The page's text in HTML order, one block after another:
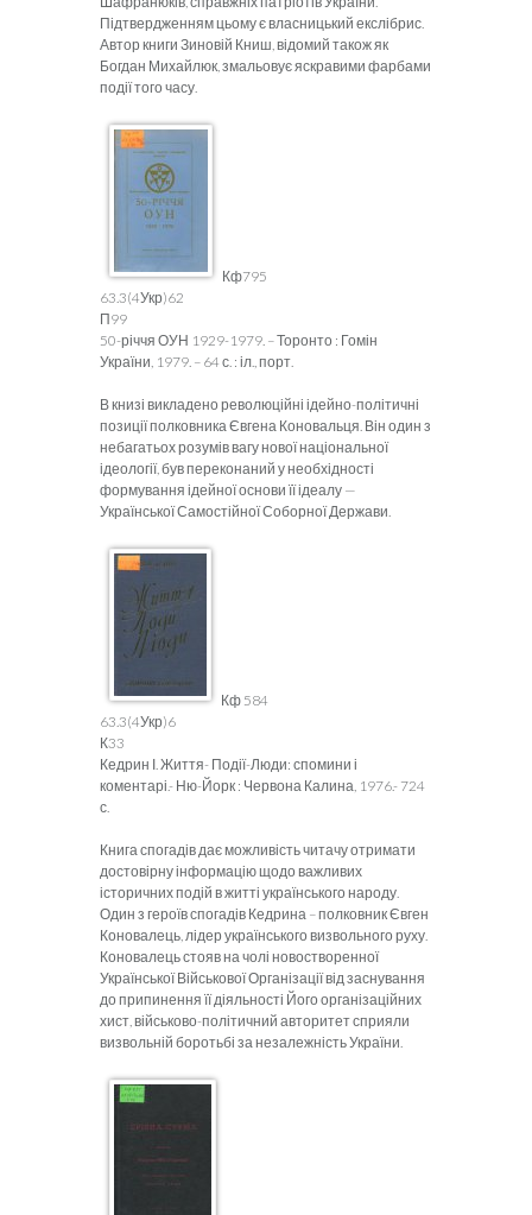
Підтвердженням цьому є власницький екслібрис.
Автор книги Зиновій Книш, відомий також як
Богдан Михайлюк, змальовує яскравими фарбами
події того часу.
Кф795
63.3(4Укр)62
П99
50-річчя ОУН 1929-1979. – Торонто : Гомін
України, 1979. – 64 с. : іл., порт.
В книзі викладено революційні ідейно-політичні
позиції полковника Євгена Коновальця. Він один з
небагатьох розумів вагу нової національної
ідеології, був переконаний у необхідності
формування ідейної основи її ідеалу —
Української Самостійної Соборної Держави.
Кф 584
63.3(4Укр)6
К33
Кедрин І. Життя- Події-Люди: спомини і
коментарі.- Ню-Йорк : Червона Калина, 1976.- 724
с.
Книга спогадів дає можливість читачу отримати
достовірну інформацію щодо важливих
історичних подій в житті українського народу.
Один з героїв спогадів Кедрина – полковник Євген
Коновалець, лідер українського визвольного руху.
Коновалець стояв на чолі новостворенної
Української Військової Організації від заснування
до припинення її діяльності Його організаційних
хист, військово-політичний авторитет сприяли
визвольній боротьбі за незалежність України.